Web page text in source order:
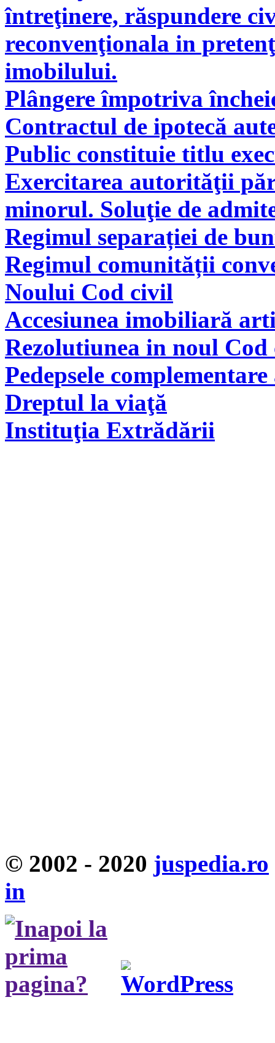
întreţinere, răspundere
reconvenţionala in
imobilului.
Plângere împotriva
Contractul de ipotecă
Public constituie titlu
Exercitarea autorităţii
minorul. Soluţie de
Regimul separației de
Regimul comunității
Noului Cod civil
Accesiunea imobiliară
Rezolutiunea in noul
Pedepsele
Dreptul la viaţă
Instituţia Extrădării
© 2002 - 2020 juspedia.ro
in